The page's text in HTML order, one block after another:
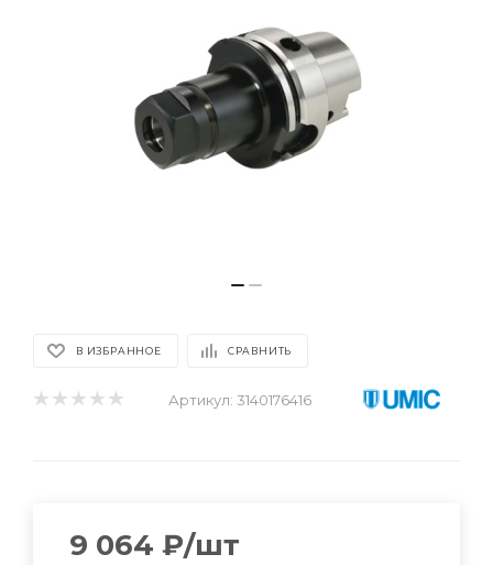
В ИЗБРАННОЕ СРАВНИТЬ
Артикул: 3140176416
9 064 ₽/шт